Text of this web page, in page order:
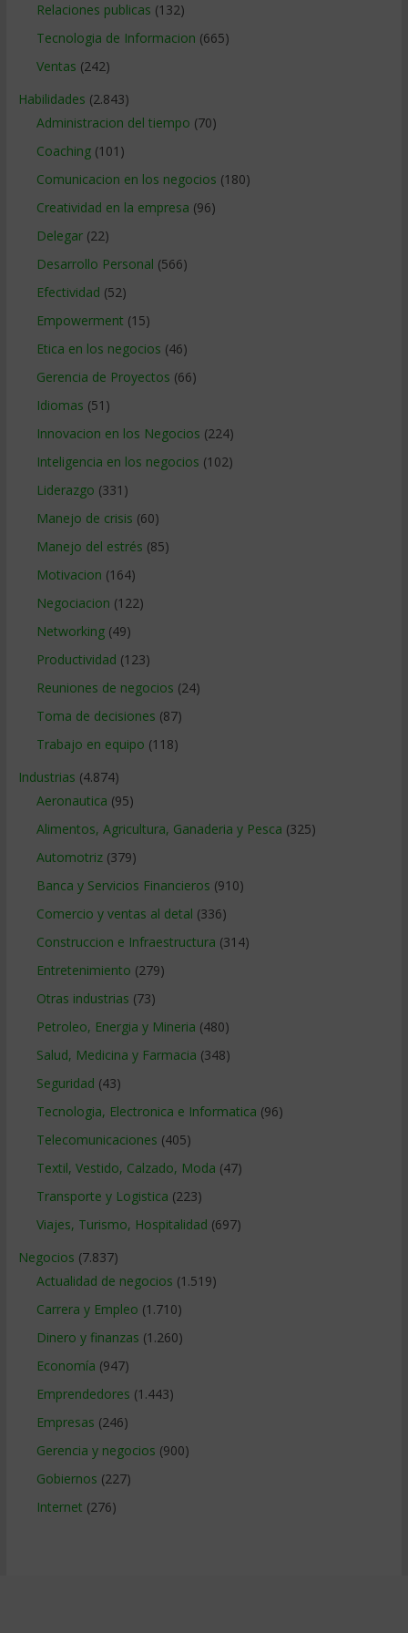
Relaciones publicas (132)
Tecnologia de Informacion (665)
Ventas (242)
Habilidades (2.843)
Administracion del tiempo (70)
Coaching(101)
Comunicacion en los negocios (180)
Creatividad en la empresa (96)
Delegar(22)
Desarrollo Personal (566)
Efectividad (52)
Empowerment (15)
Etica en los negocios (46)
Gerencia de Proyectos (66)
Idiomas (51)
Innovacion en los Negocios (224)
Inteligencia en los negocios (102)
Liderazgo (331)
Manejo de crisis (60)
Manejo del estrés (85)
Motivacion (164)
Negociacion (122)
Networking(49)
Productividad (123)
Reuniones de negocios (24)
Toma de decisiones (87)
Trabajo en equipo (118)
Industrias (4.874)
Aeronautica (95)
Alimentos, Agricultura, Ganaderia y Pesca (325)
Automotriz(379)
Banca y Servicios Financieros (910)
Comercio y ventas al detal (336)
Construccion e Infraestructura (314)
Entretenimiento (279)
Otras industrias (73)
Petroleo, Energia y Mineria (480)
Salud, Medicina y Farmacia (348)
Seguridad (43)
Tecnologia, Electronica e Informatica (96)
Telecomunicaciones (405)
Textil, Vestido, Calzado, Moda (47)
Transporte y Logistica (223)
Viajes, Turismo, Hospitalidad (697)
Negocios (7.837)
Actualidad de negocios (1.519)
Carrera y Empleo (1.710)
Dinero y finanzas (1.260)
Economía (947)
Emprendedores (1.443)
Empresas (246)
Gerencia y negocios (900)
Gobiernos (227)
Internet (276)